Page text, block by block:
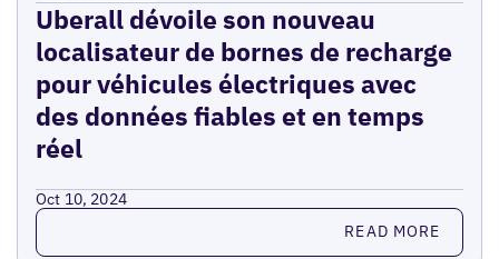
Uberall dévoile son nouveau
localisateur de bornes de recharge
pour véhicules électriques avec
des données fiables et en temps
réel
Oct 10, 2024
Read more READ MORE